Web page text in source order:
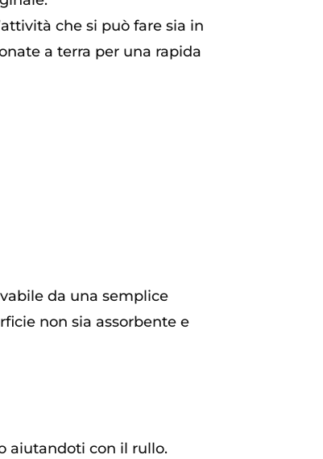
che si può fare sia in
a terra per una rapida
da una semplice
non sia assorbente e
aiutandoti con il rullo.